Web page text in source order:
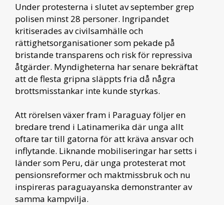
Under protesterna i slutet av september grep
polisen minst 28 personer. Ingripandet
kritiserades av civilsamhälle och
rättighetsorganisationer som pekade på
bristande transparens och risk för repressiva
åtgärder. Myndigheterna har senare bekräftat
att de flesta gripna släppts fria då några
brottsmisstankar inte kunde styrkas.
Att rörelsen växer fram i Paraguay följer en
bredare trend i Latinamerika där unga allt
oftare tar till gatorna för att kräva ansvar och
inflytande. Liknande mobiliseringar har setts i
länder som Peru, där unga protesterat mot
pensionsreformer och maktmissbruk och nu
inspireras paraguayanska demonstranter av
samma kampvilja.